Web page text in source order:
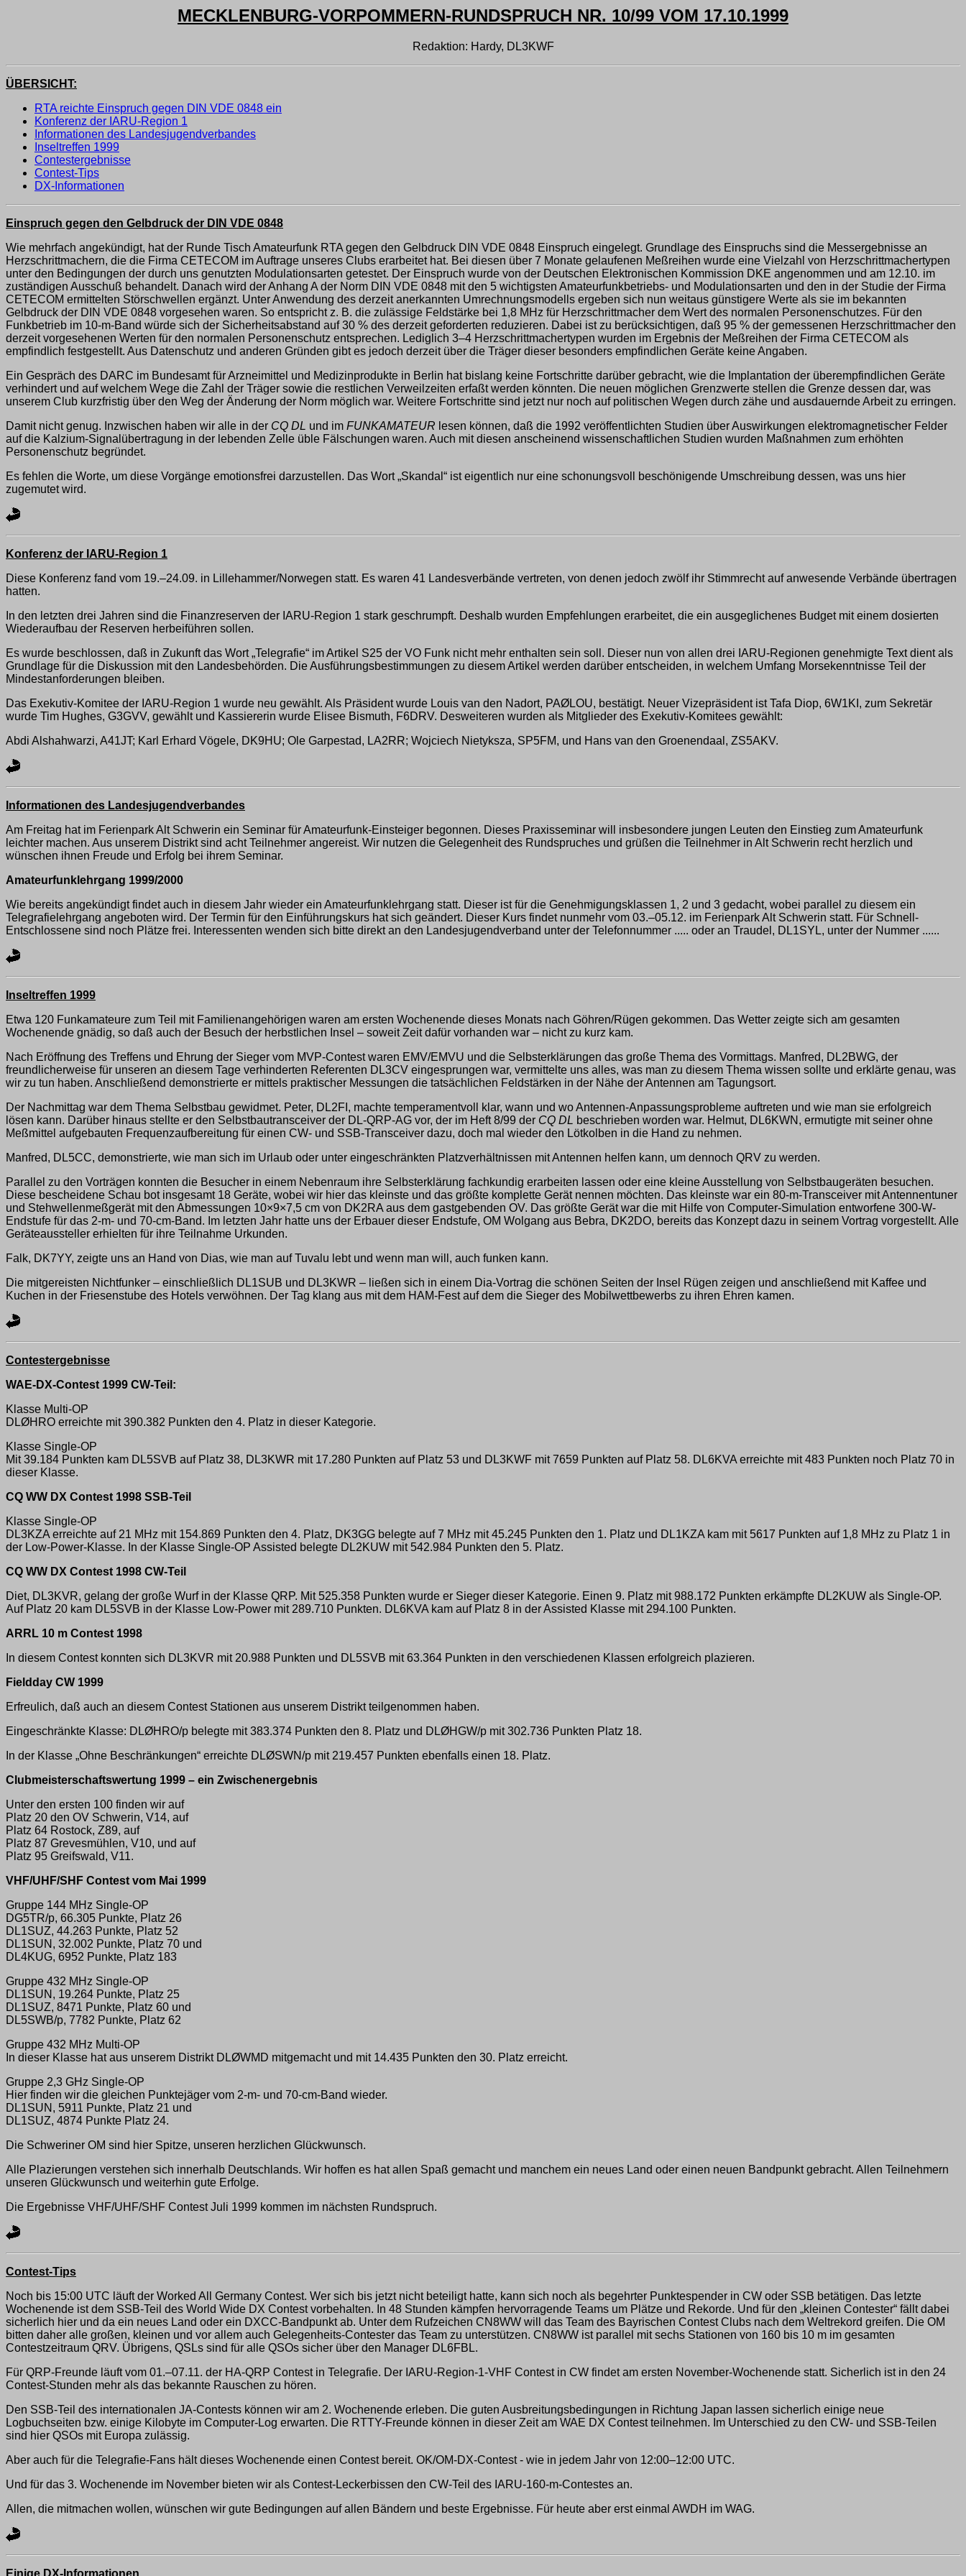
MECKLENBURG-VORPOMMERN-RUNDSPRUCH NR. 10/99 VOM 17.10.1999
Redaktion: Hardy, DL3KWF
ÜBERSICHT:
RTA reichte Einspruch gegen DIN VDE 0848 ein
Konferenz der IARU-Region 1
Informationen des Landesjugendverbandes
Inseltreffen 1999
Contestergebnisse
Contest-Tips
DX-Informationen
Einspruch gegen den Gelbdruck der DIN VDE 0848
Wie mehrfach angekündigt, hat der Runde Tisch Amateurfunk RTA gegen den Gelbdruck DIN VDE 0848 Einspruch eingelegt. Grundlage des Einspruchs sind die Messergebnisse an
Herzschrittmachern, die die Firma CETECOM im Auftrage unseres Clubs erarbeitet hat. Bei diesen über 7 Monate gelaufenen Meßreihen wurde eine Vielzahl von Herzschrittmachertypen
unter den Bedingungen der durch uns genutzten Modulationsarten getestet. Der Einspruch wurde von der Deutschen Elektronischen Kommission DKE angenommen und am 12.10. im
zuständigen Ausschuß behandelt. Danach wird der Anhang A der Norm DIN VDE 0848 mit den 5 wichtigsten Amateurfunkbetriebs- und Modulationsarten und den in der Studie der Firma
CETECOM ermittelten Störschwellen ergänzt. Unter Anwendung des derzeit anerkannten Umrechnungsmodells ergeben sich nun weitaus günstigere Werte als sie im bekannten
Gelbdruck der DIN VDE 0848 vorgesehen waren. So entspricht z. B. die zulässige Feldstärke bei 1,8 MHz für Herzschrittmacher dem Wert des normalen Personenschutzes. Für den
Funkbetrieb im 10-m-Band würde sich der Sicherheitsabstand auf 30 % des derzeit geforderten reduzieren. Dabei ist zu berücksichtigen, daß 95 % der gemessenen Herzschrittmacher den
derzeit vorgesehenen Werten für den normalen Personenschutz entsprechen. Lediglich 3–4 Herzschrittmachertypen wurden im Ergebnis der Meßreihen der Firma CETECOM als
empfindlich festgestellt. Aus Datenschutz und anderen Gründen gibt es jedoch derzeit über die Träger dieser besonders empfindlichen Geräte keine Angaben.
Ein Gespräch des DARC im Bundesamt für Arzneimittel und Medizinprodukte in Berlin hat bislang keine Fortschritte darüber gebracht, wie die Implantation der überempfindlichen Geräte
verhindert und auf welchem Wege die Zahl der Träger sowie die restlichen Verweilzeiten erfaßt werden könnten. Die neuen möglichen Grenzwerte stellen die Grenze dessen dar, was
unserem Club kurzfristig über den Weg der Änderung der Norm möglich war. Weitere Fortschritte sind jetzt nur noch auf politischen Wegen durch zähe und ausdauernde Arbeit zu erringen.
Damit nicht genug. Inzwischen haben wir alle in der CQ DL und im FUNKAMATEUR lesen können, daß die 1992 veröffentlichten Studien über Auswirkungen elektromagnetischer Felder
auf die Kalzium-Signalübertragung in der lebenden Zelle üble Fälschungen waren. Auch mit diesen anscheinend wissenschaftlichen Studien wurden Maßnahmen zum erhöhten
Personenschutz begründet.
Es fehlen die Worte, um diese Vorgänge emotionsfrei darzustellen. Das Wort „Skandal“ ist eigentlich nur eine schonungsvoll beschönigende Umschreibung dessen, was uns hier
zugemutet wird.
Konferenz der IARU-Region 1
Diese Konferenz fand vom 19.–24.09. in Lillehammer/Norwegen statt. Es waren 41 Landesverbände vertreten, von denen jedoch zwölf ihr Stimmrecht auf anwesende Verbände übertragen
hatten.
In den letzten drei Jahren sind die Finanzreserven der IARU-Region 1 stark geschrumpft. Deshalb wurden Empfehlungen erarbeitet, die ein ausgeglichenes Budget mit einem dosierten
Wiederaufbau der Reserven herbeiführen sollen.
Es wurde beschlossen, daß in Zukunft das Wort „Telegrafie“ im Artikel S25 der VO Funk nicht mehr enthalten sein soll. Dieser nun von allen drei IARU-Regionen genehmigte Text dient als
Grundlage für die Diskussion mit den Landesbehörden. Die Ausführungsbestimmungen zu diesem Artikel werden darüber entscheiden, in welchem Umfang Morsekenntnisse Teil der
Mindestanforderungen bleiben.
Das Exekutiv-Komitee der IARU-Region 1 wurde neu gewählt. Als Präsident wurde Louis van den Nadort, PAØLOU, bestätigt. Neuer Vizepräsident ist Tafa Diop, 6W1KI, zum Sekretär
wurde Tim Hughes, G3GVV, gewählt und Kassiererin wurde Elisee Bismuth, F6DRV. Desweiteren wurden als Mitglieder des Exekutiv-Komitees gewählt:
Abdi Alshahwarzi, A41JT; Karl Erhard Vögele, DK9HU; Ole Garpestad, LA2RR; Wojciech Nietyksza, SP5FM, und Hans van den Groenendaal, ZS5AKV.
Informationen des Landesjugendverbandes
Am Freitag hat im Ferienpark Alt Schwerin ein Seminar für Amateurfunk-Einsteiger begonnen. Dieses Praxisseminar will insbesondere jungen Leuten den Einstieg zum Amateurfunk
leichter machen. Aus unserem Distrikt sind acht Teilnehmer angereist. Wir nutzen die Gelegenheit des Rundspruches und grüßen die Teilnehmer in Alt Schwerin recht herzlich und
wünschen ihnen Freude und Erfolg bei ihrem Seminar.
Amateurfunklehrgang 1999/2000
Wie bereits angekündigt findet auch in diesem Jahr wieder ein Amateurfunklehrgang statt. Dieser ist für die Genehmigungsklassen 1, 2 und 3 gedacht, wobei parallel zu diesem ein
Telegrafielehrgang angeboten wird. Der Termin für den Einführungskurs hat sich geändert. Dieser Kurs findet nunmehr vom 03.–05.12. im Ferienpark Alt Schwerin statt. Für Schnell-
Entschlossene sind noch Plätze frei. Interessenten wenden sich bitte direkt an den Landesjugendverband unter der Telefonnummer ..... oder an Traudel, DL1SYL, unter der Nummer ......
Inseltreffen 1999
Etwa 120 Funkamateure zum Teil mit Familienangehörigen waren am ersten Wochenende dieses Monats nach Göhren/Rügen gekommen. Das Wetter zeigte sich am gesamten
Wochenende gnädig, so daß auch der Besuch der herbstlichen Insel – soweit Zeit dafür vorhanden war – nicht zu kurz kam.
Nach Eröffnung des Treffens und Ehrung der Sieger vom MVP-Contest waren EMV/EMVU und die Selbsterklärungen das große Thema des Vormittags. Manfred, DL2BWG, der
freundlicherweise für unseren an diesem Tage verhinderten Referenten DL3CV eingesprungen war, vermittelte uns alles, was man zu diesem Thema wissen sollte und erklärte genau, was
wir zu tun haben. Anschließend demonstrierte er mittels praktischer Messungen die tatsächlichen Feldstärken in der Nähe der Antennen am Tagungsort.
Der Nachmittag war dem Thema Selbstbau gewidmet. Peter, DL2FI, machte temperamentvoll klar, wann und wo Antennen-Anpassungsprobleme auftreten und wie man sie erfolgreich
lösen kann. Darüber hinaus stellte er den Selbstbautransceiver der DL-QRP-AG vor, der im Heft 8/99 der CQ DL beschrieben worden war. Helmut, DL6KWN, ermutigte mit seiner ohne
Meßmittel aufgebauten Frequenzaufbereitung für einen CW- und SSB-Transceiver dazu, doch mal wieder den Lötkolben in die Hand zu nehmen.
Manfred, DL5CC, demonstrierte, wie man sich im Urlaub oder unter eingeschränkten Platzverhältnissen mit Antennen helfen kann, um dennoch QRV zu werden.
Parallel zu den Vorträgen konnten die Besucher in einem Nebenraum ihre Selbsterklärung fachkundig erarbeiten lassen oder eine kleine Ausstellung von Selbstbaugeräten besuchen.
Diese bescheidene Schau bot insgesamt 18 Geräte, wobei wir hier das kleinste und das größte komplette Gerät nennen möchten. Das kleinste war ein 80-m-Transceiver mit Antennentuner
und Stehwellenmeßgerät mit den Abmessungen 10×9×7,5 cm von DK2RA aus dem gastgebenden OV. Das größte Gerät war die mit Hilfe von Computer-Simulation entworfene 300-W-
Endstufe für das 2-m- und 70-cm-Band. Im letzten Jahr hatte uns der Erbauer dieser Endstufe, OM Wolgang aus Bebra, DK2DO, bereits das Konzept dazu in seinem Vortrag vorgestellt. Alle
Geräteaussteller erhielten für ihre Teilnahme Urkunden.
Falk, DK7YY, zeigte uns an Hand von Dias, wie man auf Tuvalu lebt und wenn man will, auch funken kann.
Die mitgereisten Nichtfunker – einschließlich DL1SUB und DL3KWR – ließen sich in einem Dia-Vortrag die schönen Seiten der Insel Rügen zeigen und anschließend mit Kaffee und
Kuchen in der Friesenstube des Hotels verwöhnen. Der Tag klang aus mit dem HAM-Fest auf dem die Sieger des Mobilwettbewerbs zu ihren Ehren kamen.
Contestergebnisse
WAE-DX-Contest 1999 CW-Teil:
Klasse Multi-OP
DLØHRO erreichte mit 390.382 Punkten den 4. Platz in dieser Kategorie.
Klasse Single-OP
Mit 39.184 Punkten kam DL5SVB auf Platz 38, DL3KWR mit 17.280 Punkten auf Platz 53 und DL3KWF mit 7659 Punkten auf Platz 58. DL6KVA erreichte mit 483 Punkten noch Platz 70 in
dieser Klasse.
CQ WW DX Contest 1998 SSB-Teil
Klasse Single-OP
DL3KZA erreichte auf 21 MHz mit 154.869 Punkten den 4. Platz, DK3GG belegte auf 7 MHz mit 45.245 Punkten den 1. Platz und DL1KZA kam mit 5617 Punkten auf 1,8 MHz zu Platz 1 in
der Low-Power-Klasse. In der Klasse Single-OP Assisted belegte DL2KUW mit 542.984 Punkten den 5. Platz.
CQ WW DX Contest 1998 CW-Teil
Diet, DL3KVR, gelang der große Wurf in der Klasse QRP. Mit 525.358 Punkten wurde er Sieger dieser Kategorie. Einen 9. Platz mit 988.172 Punkten erkämpfte DL2KUW als Single-OP.
Auf Platz 20 kam DL5SVB in der Klasse Low-Power mit 289.710 Punkten. DL6KVA kam auf Platz 8 in der Assisted Klasse mit 294.100 Punkten.
ARRL 10 m Contest 1998
In diesem Contest konnten sich DL3KVR mit 20.988 Punkten und DL5SVB mit 63.364 Punkten in den verschiedenen Klassen erfolgreich plazieren.
Fieldday CW 1999
Erfreulich, daß auch an diesem Contest Stationen aus unserem Distrikt teilgenommen haben.
Eingeschränkte Klasse: DLØHRO/p belegte mit 383.374 Punkten den 8. Platz und DLØHGW/p mit 302.736 Punkten Platz 18.
In der Klasse „Ohne Beschränkungen“ erreichte DLØSWN/p mit 219.457 Punkten ebenfalls einen 18. Platz.
Clubmeisterschaftswertung 1999 – ein Zwischenergebnis
Unter den ersten 100 finden wir auf
Platz 20 den OV Schwerin, V14, auf
Platz 64 Rostock, Z89, auf
Platz 87 Grevesmühlen, V10, und auf
Platz 95 Greifswald, V11.
VHF/UHF/SHF Contest vom Mai 1999
Gruppe 144 MHz Single-OP
DG5TR/p, 66.305 Punkte, Platz 26
DL1SUZ, 44.263 Punkte, Platz 52
DL1SUN, 32.002 Punkte, Platz 70 und
DL4KUG, 6952 Punkte, Platz 183
Gruppe 432 MHz Single-OP
DL1SUN, 19.264 Punkte, Platz 25
DL1SUZ, 8471 Punkte, Platz 60 und
DL5SWB/p, 7782 Punkte, Platz 62
Gruppe 432 MHz Multi-OP
In dieser Klasse hat aus unserem Distrikt DLØWMD mitgemacht und mit 14.435 Punkten den 30. Platz erreicht.
Gruppe 2,3 GHz Single-OP
Hier finden wir die gleichen Punktejäger vom 2-m- und 70-cm-Band wieder.
DL1SUN, 5911 Punkte, Platz 21 und
DL1SUZ, 4874 Punkte Platz 24.
Die Schweriner OM sind hier Spitze, unseren herzlichen Glückwunsch.
Alle Plazierungen verstehen sich innerhalb Deutschlands. Wir hoffen es hat allen Spaß gemacht und manchem ein neues Land oder einen neuen Bandpunkt gebracht. Allen Teilnehmern
unseren Glückwunsch und weiterhin gute Erfolge.
Die Ergebnisse VHF/UHF/SHF Contest Juli 1999 kommen im nächsten Rundspruch.
Contest-Tips
Noch bis 15:00 UTC läuft der Worked All Germany Contest. Wer sich bis jetzt nicht beteiligt hatte, kann sich noch als begehrter Punktespender in CW oder SSB betätigen. Das letzte
Wochenende ist dem SSB-Teil des World Wide DX Contest vorbehalten. In 48 Stunden kämpfen hervorragende Teams um Plätze und Rekorde. Und für den „kleinen Contester“ fällt dabei
sicherlich hier und da ein neues Land oder ein DXCC-Bandpunkt ab. Unter dem Rufzeichen CN8WW will das Team des Bayrischen Contest Clubs nach dem Weltrekord greifen. Die OM
bitten daher alle großen, kleinen und vor allem auch Gelegenheits-Contester das Team zu unterstützen. CN8WW ist parallel mit sechs Stationen von 160 bis 10 m im gesamten
Contestzeitraum QRV. Übrigens, QSLs sind für alle QSOs sicher über den Manager DL6FBL.
Für QRP-Freunde läuft vom 01.–07.11. der HA-QRP Contest in Telegrafie. Der IARU-Region-1-VHF Contest in CW findet am ersten November-Wochenende statt. Sicherlich ist in den 24
Contest-Stunden mehr als das bekannte Rauschen zu hören.
Den SSB-Teil des internationalen JA-Contests können wir am 2. Wochenende erleben. Die guten Ausbreitungsbedingungen in Richtung Japan lassen sicherlich einige neue
Logbuchseiten bzw. einige Kilobyte im Computer-Log erwarten. Die RTTY-Freunde können in dieser Zeit am WAE DX Contest teilnehmen. Im Unterschied zu den CW- und SSB-Teilen
sind hier QSOs mit Europa zulässig.
Aber auch für die Telegrafie-Fans hält dieses Wochenende einen Contest bereit. OK/OM-DX-Contest - wie in jedem Jahr von 12:00–12:00 UTC.
Und für das 3. Wochenende im November bieten wir als Contest-Leckerbissen den CW-Teil des IARU-160-m-Contestes an.
Allen, die mitmachen wollen, wünschen wir gute Bedingungen auf allen Bändern und beste Ergebnisse. Für heute aber erst einmal AWDH im WAG.
Einige DX-Informationen